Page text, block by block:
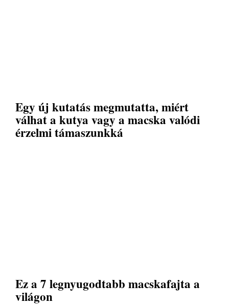
Egy új kutatás megmutatta, miért
válhat a kutya vagy a macska valódi
érzelmi támaszunkká
Ez a 7 legnyugodtabb macskafajta a
világon